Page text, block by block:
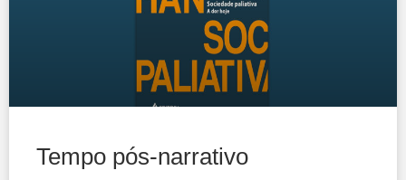
Tempo pós-narrativo